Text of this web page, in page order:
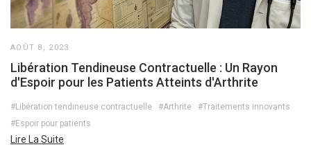
AOÛT 8, 2023
Libération Tendineuse Contractuelle : Un Rayon
d'Espoir pour les Patients Atteints d'Arthrite
#Libération tendineuse contractuelle #Arthrite
#Traitements innovants
#Espoir pour patients
Lire La Suite